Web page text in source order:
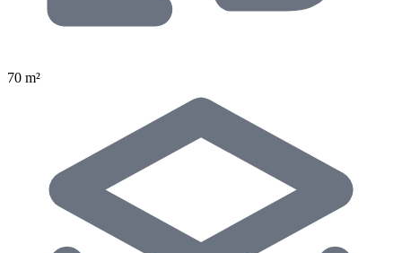
70 m²